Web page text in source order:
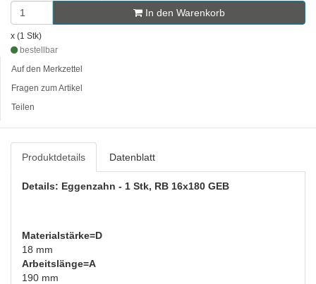
In den Warenkorb
x (1 Stk)
bestellbar
Auf den Merkzettel
Fragen zum Artikel
Teilen
Produktdetails Datenblatt
Details: Eggenzahn - 1 Stk, RB 16x180 GEB
Materialstärke=D
18 mm
Arbeitslänge=A
190 mm